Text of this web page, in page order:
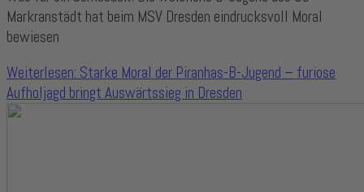
Markranstädt hat beim MSV Dresden eindrucksvoll Moral
bewiesen
Weiterlesen: Starke Moral der Piranhas-B-Jugend – furiose
Aufholjagd bringt Auswärtssieg in Dresden